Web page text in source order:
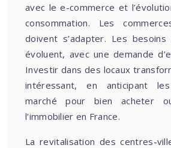
avec le e-commerce et
consommation. Les
doivent s’adapter. Les
évoluent, avec une demande
Investir dans des locaux
intéressant, en anticipant
marché pour bien acheter
l’immobilier en France.
La revitalisation des centres-